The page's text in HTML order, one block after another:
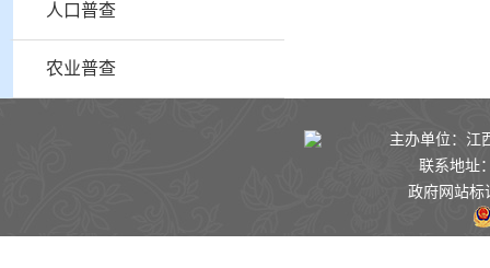
人口普查
农业普查
主办单位：江
联系地址
政府网站